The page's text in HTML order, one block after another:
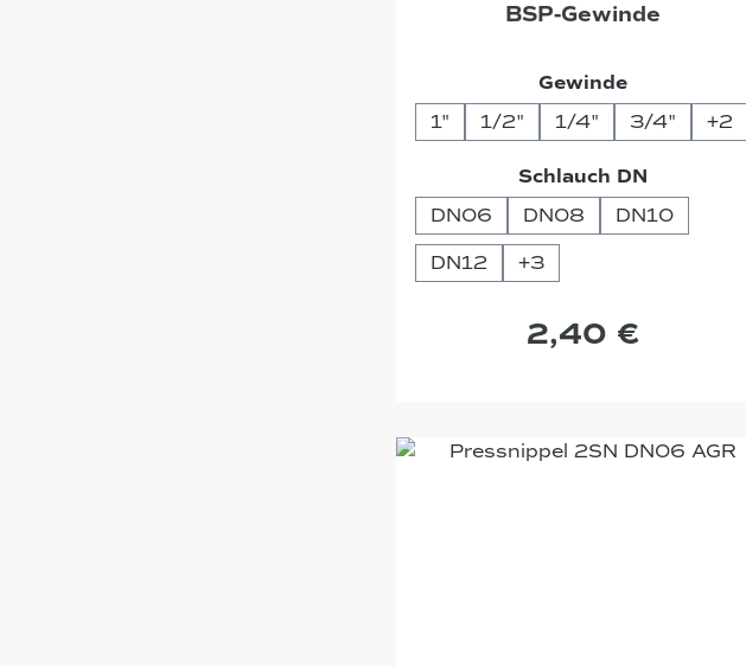
BSP-Gewinde
Gewindeauswählen
1"
1/2" 1/4" 3/4" +2
Schlauch DN
DN06
DN08
DN10
DN12
+3
2,40 €